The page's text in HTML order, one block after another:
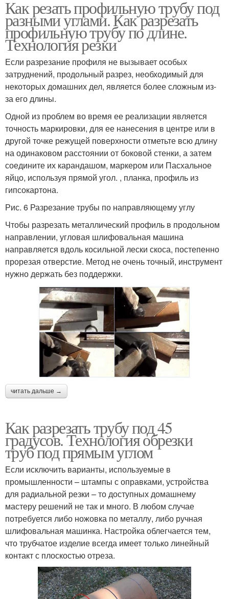
Как резать профильную трубу под
разными углами. Как разрезать
профильную трубу по длине.
Технология резки
Если разрезание профиля не вызывает особых
затруднений, продольный разрез, необходимый для
некоторых домашних дел, является более сложным из-
за его длины.
Одной из проблем во время ее реализации является
точность маркировки, для ее нанесения в центре или в
другой точке режущей поверхности отметьте всю длину
на одинаковом расстоянии от боковой стенки, а затем
соедините их карандашом, маркером или Пасхальное
яйцо, используя прямой угол. , планка, профиль из
гипсокартона.
Рис. 6 Разрезание трубы по направляющему углу
Чтобы разрезать металлический профиль в продольном
направлении, угловая шлифовальная машина
направляется вдоль косильной лески скоса, постепенно
прорезая отверстие. Метод не очень точный, инструмент
нужно держать без поддержки.
читать дальше →
Как разрезать трубу под 45
градусов. Технология обрезки
труб под прямым углом
Если исключить варианты, используемые в
промышленности – штампы с оправками, устройства
для радиальной резки – то доступных домашнему
мастеру решений не так и много. В любом случае
потребуется либо ножовка по металлу, либо ручная
шлифовальная машинка. Настройка облегчается тем,
что трубчатое изделие всегда имеет только линейный
контакт с плоскостью отреза.